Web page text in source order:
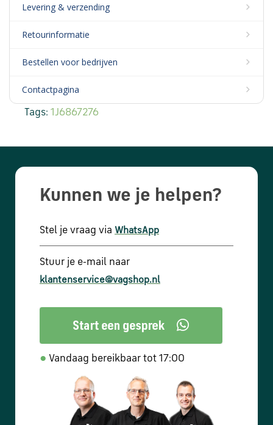
Levering & verzending
Retourinformatie
Bestellen voor bedrijven
Contactpagina
Tags: 1J6867276
Kunnen we je helpen?
Stel je vraag via WhatsApp
Stuur je e-mail naar
klantenservice@vagshop.nl
● Vandaag bereikbaar tot 17:00